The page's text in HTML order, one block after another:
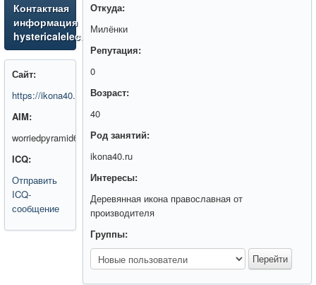
Контактная
информация
hystericalelect
Сайт:
https://ikona40.ru/spasitel
AIM:
worriedpyramid6
ICQ:
Отправить
ICQ-
сообщение
Откуда:
Милёнки
Репутация:
0
Возраст:
40
Род занятий:
ikona40.ru
Интересы:
Деревянная икона православная от
производителя
Группы: